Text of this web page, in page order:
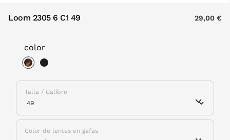
Loom 2305 6 C1 49 29,00 €
color
Talla / Calibre
Color de lentes en gafas